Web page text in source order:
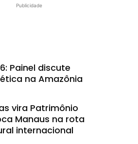
Publicidade
Painel discute
na Amazônia
vira Patrimônio
Manaus na rota
internacional